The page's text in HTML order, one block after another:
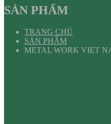
SẢN PHẨM
TRANG CHỦ
SẢN PHẨM
METAL WORK VIET